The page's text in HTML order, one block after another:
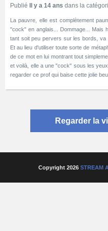
Publié Il y a 14 ans dans la
La pauvre, elle est complètement
"cock" en anglais... Dommage... Mais
tant soit peu pervers sur les bords, va
Et au lieu d'utiliser toute sorte de
de ce mot en lui montrant tout
et voilà, elle a une "cock" sous les
regarder ce prof qui baise cette jolie
Regarder la
Copyright 2026 STREAM